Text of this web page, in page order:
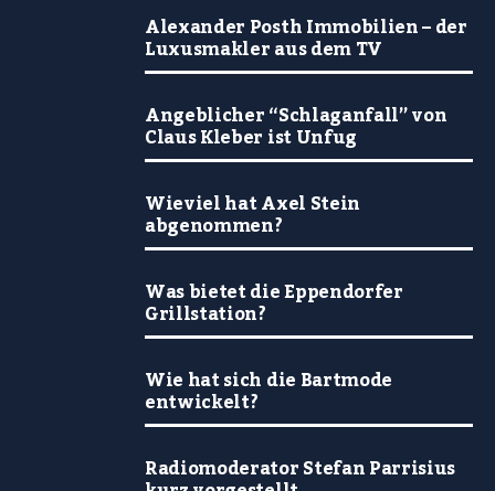
Alexander Posth Immobilien – der
Luxusmakler aus dem TV
Angeblicher “Schlaganfall” von
Claus Kleber ist Unfug
Wieviel hat Axel Stein
abgenommen?
Was bietet die Eppendorfer
Grillstation?
Wie hat sich die Bartmode
entwickelt?
Radiomoderator Stefan Parrisius